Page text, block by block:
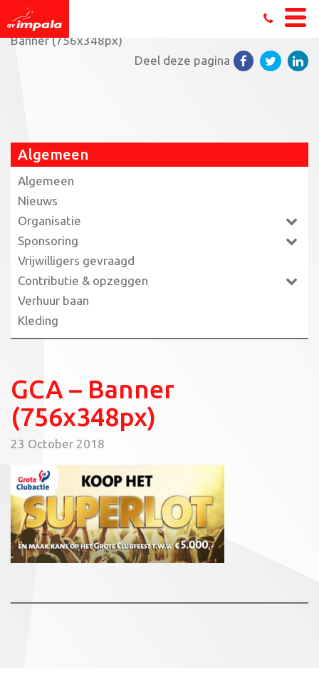
Home»Wie koopt het eerste Superlot?
GCA –
Banner (756x348px)
Deel deze pagina
Algemeen
Algemeen
Nieuws
Organisatie
Sponsoring
Vrijwilligers gevraagd
Contributie & opzeggen
Verhuur baan
Kleding
GCA – Banner
(756x348px)
23 October 2018